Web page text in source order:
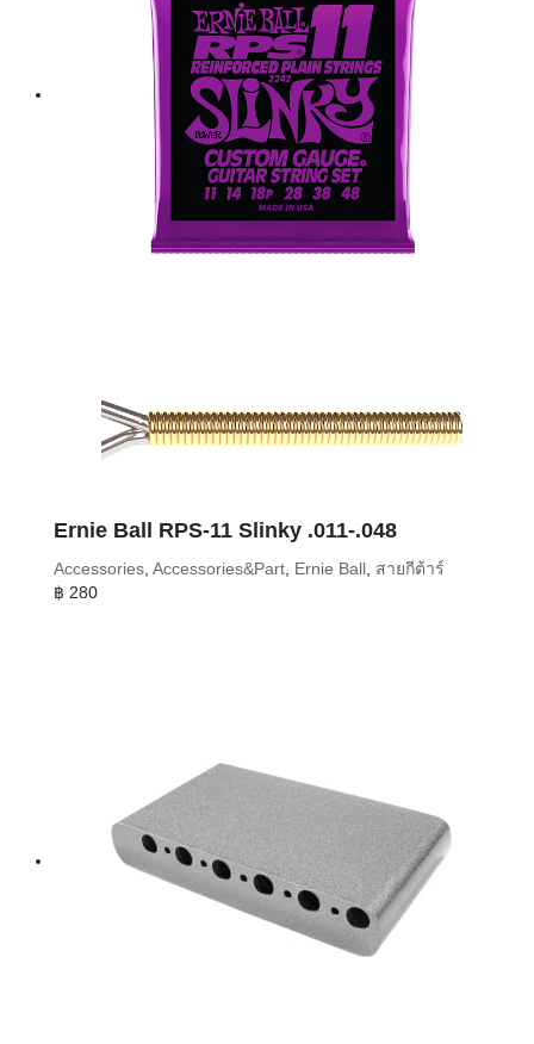
Ernie Ball RPS-11 Slinky .011-.048
Accessories, Accessories&Part, Ernie Ball, สายกีต้าร์
฿ 280